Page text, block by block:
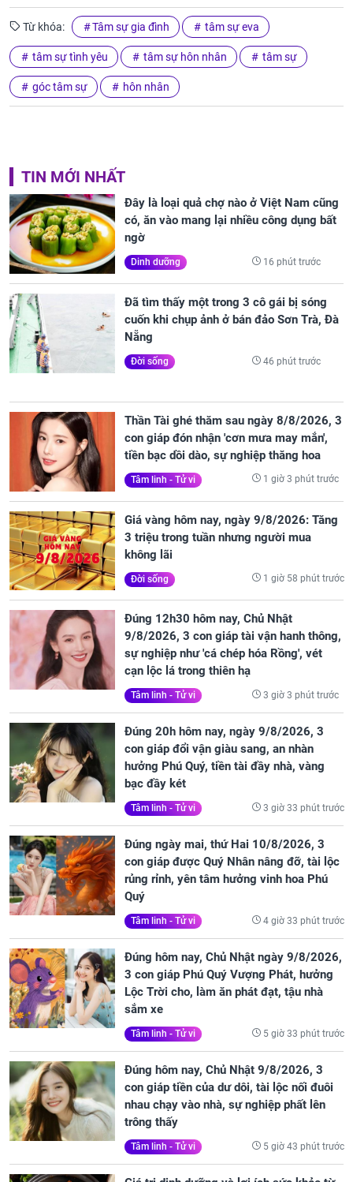
Từ khóa: Tâm sự gia đình tâm sự eva
tâm sự tình yêu tâm sự hôn nhân tâm sự
góc tâm sự hôn nhân
TIN MỚI NHẤT
Đây là loại quả chợ nào ở Việt Nam cũng
có, ăn vào mang lại nhiều công dụng bất
ngờ
Dinh dưỡng 16 phút trước
Đã tìm thấy một trong 3 cô gái bị sóng
cuốn khi chụp ảnh ở bán đảo Sơn Trà, Đà
Nẵng
Đời sống 46 phút trước
Thần Tài ghé thăm sau ngày 8/8/2026, 3
con giáp đón nhận 'cơn mưa may mắn',
tiền bạc dồi dào, sự nghiệp thăng hoa
Tâm linh - Tử vi 1 giờ 3 phút trước
Giá vàng hôm nay, ngày 9/8/2026: Tăng
3 triệu trong tuần nhưng người mua
không lãi
Đời sống 1 giờ 58 phút trước
Đúng 12h30 hôm nay, Chủ Nhật
9/8/2026, 3 con giáp tài vận hanh thông,
sự nghiệp như 'cá chép hóa Rồng', vét
cạn lộc lá trong thiên hạ
Tâm linh - Tử vi 3 giờ 3 phút trước
Đúng 20h hôm nay, ngày 9/8/2026, 3
con giáp đổi vận giàu sang, an nhàn
hưởng Phú Quý, tiền tài đầy nhà, vàng
bạc đầy két
Tâm linh - Tử vi 3 giờ 33 phút trước
Đúng ngày mai, thứ Hai 10/8/2026, 3
con giáp được Quý Nhân nâng đỡ, tài lộc
rủng rỉnh, yên tâm hưởng vinh hoa Phú
Quý
Tâm linh - Tử vi 4 giờ 33 phút trước
Đúng hôm nay, Chủ Nhật ngày 9/8/2026,
3 con giáp Phú Quý Vượng Phát, hưởng
Lộc Trời cho, làm ăn phát đạt, tậu nhà
sắm xe
Tâm linh - Tử vi 5 giờ 33 phút trước
Đúng hôm nay, Chủ Nhật 9/8/2026, 3
con giáp tiền của dư dôi, tài lộc nối đuôi
nhau chạy vào nhà, sự nghiệp phất lên
trông thấy
Tâm linh - Tử vi 5 giờ 43 phút trước